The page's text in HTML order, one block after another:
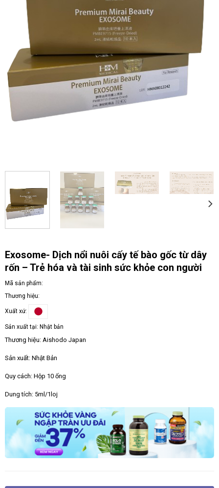
Exosome- Dịch nổi nuôi cấy tế bào gốc từ dây
rốn – Trẻ hóa và tài sinh sức khỏe con người
Mã sản phẩm:
Thương hiệu:
Xuất xứ:
Sản xuất tại: Nhật bản
Thương hiệu: Aishodo Japan
Sản xuất: Nhật Bản
Quy cách: Hộp 10 ống
Dung tích: 5ml/1loj